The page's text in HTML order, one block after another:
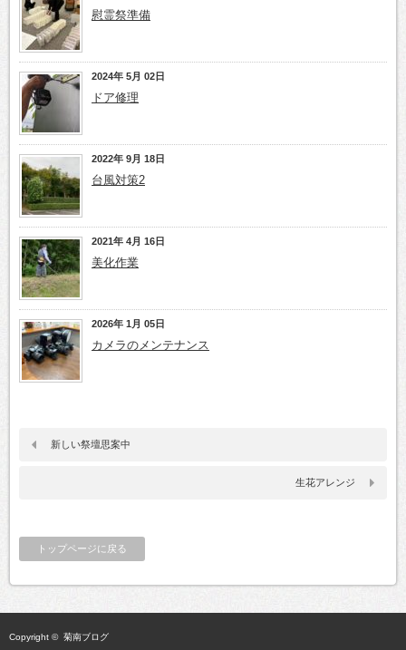
慰霊祭準備
2024年 5月 02日
ドア修理
2022年 9月 18日
台風対策2
2021年 4月 16日
美化作業
2026年 1月 05日
カメラのメンテナンス
新しい祭壇思案中
生花アレンジ
トップページに戻る
Copyright © 菊南ブログ